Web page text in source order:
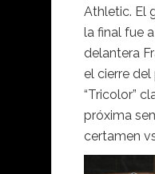
Athletic. El
la final fue
delantera
el cierre
“Tricolor”
próxima
certamen